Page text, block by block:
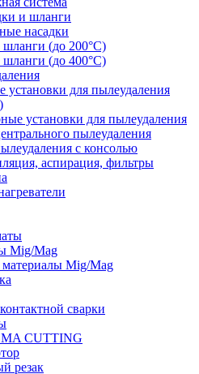
и шланги
насадки
(до 200°C)
(до 400°C)
для пылеудаления
установки для пылеудаления
пылеудаления
с консолью
аспирация, фильтры
Mig/Mag
материалы Mig/Mag
сварки
CUTTING
резак